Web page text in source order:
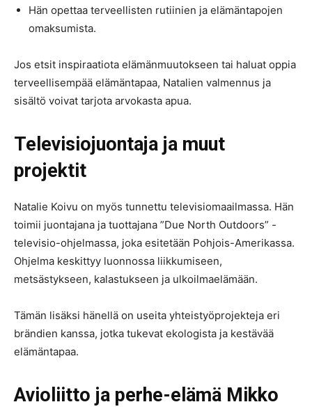
Hän opettaa terveellisten rutiinien ja elämäntapojen
omaksumista.
Jos etsit inspiraatiota elämänmuutokseen tai haluat oppia
terveellisempää elämäntapaa, Natalien valmennus ja
sisältö voivat tarjota arvokasta apua.
Televisiojuontaja ja muut
projektit
Natalie Koivu on myös tunnettu televisiomaailmassa. Hän
toimii juontajana ja tuottajana ”Due North Outdoors” -
televisio-ohjelmassa, joka esitetään Pohjois-Amerikassa.
Ohjelma keskittyy luonnossa liikkumiseen,
metsästykseen, kalastukseen ja ulkoilmaelämään.
Tämän lisäksi hänellä on useita yhteistyöprojekteja eri
brändien kanssa, jotka tukevat ekologista ja kestävää
elämäntapaa.
Avioliitto ja perhe-elämä Mikko